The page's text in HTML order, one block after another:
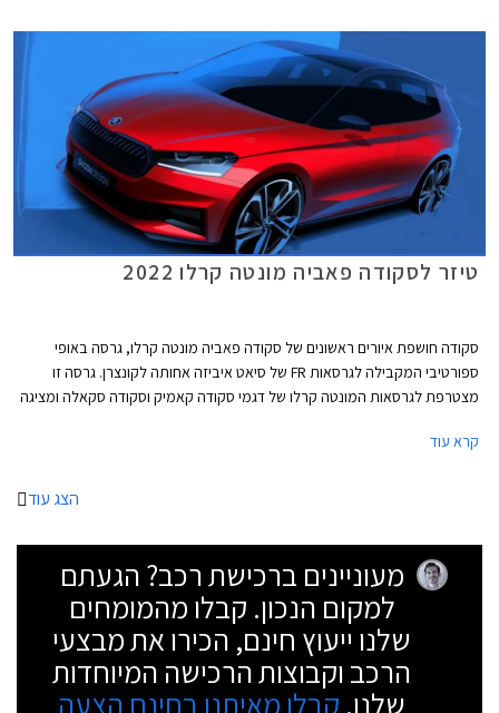
להגיע גם גרסת מונטה קרלו.
טיזר לסקודה פאביה מונטה קרלו 2022
סקודה חושפת איורים ראשונים של סקודה פאביה מונטה קרלו, גרסה באופי
ספורטיבי המקבילה לגרסאות FR של סיאט איביזה אחותה לקונצרן. גרסה זו
מצטרפת לגרסאות המונטה קרלו של דגמי סקודה קאמיק וסקודה סקאלה ומציגה
חצאיות צד בולטות, וגימורים בצבע שחור מבריק למסגרת הגריל, החלונות
קרא עוד
הצג עוד
מעוניינים ברכישת רכב? הגעתם
למקום הנכון. קבלו מהמומחים
שלנו ייעוץ חינם, הכירו את מבצעי
הרכב וקבוצות הרכישה המיוחדות
שלנו. קבלו מאיתנו בחינם הצעה